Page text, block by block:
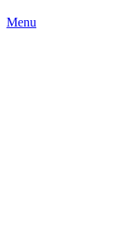
Menu